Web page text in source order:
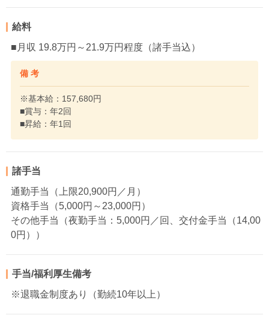
給料
■月収 19.8万円～21.9万円程度（諸手当込）
備 考
※基本給：157,680円
■賞与：年2回
■昇給：年1回
諸手当
通勤手当（上限20,900円／月）
資格手当（5,000円～23,000円）
その他手当（夜勤手当：5,000円／回、交付金手当（14,00
0円））
手当/福利厚生備考
※退職金制度あり（勤続10年以上）